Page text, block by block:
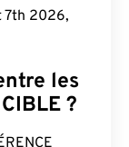
7th 2026,
les
?